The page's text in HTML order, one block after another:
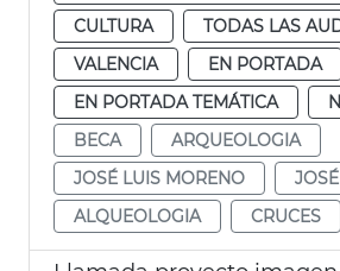
CULTURA
TODAS LAS
VALENCIA
EN PORTADA
EN PORTADA TEMÁTICA
BECA
ARQUEOLOGIA
JOSÉ LUIS MORENO
ALQUEOLOGIA
CRUCES